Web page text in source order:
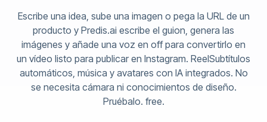
Escribe una idea, sube una imagen o pega la URL de un
producto y Predis.ai escribe el guion, genera las
imágenes y añade una voz en off para convertirlo en
un vídeo listo para publicar en Instagram. ReelSubtítulos
automáticos, música y avatares con IA integrados. No
se necesita cámara ni conocimientos de diseño.
Pruébalo. free.